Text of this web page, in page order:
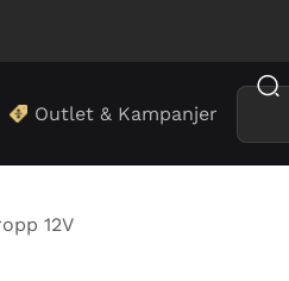
Outlet & Kampanjer
12V